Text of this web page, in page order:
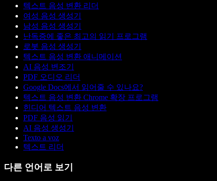
텍스트 음성 변환 리더
여성 음성 생성기
남성 음성 생성기
난독증에 좋은 최고의 읽기 프로그램
로봇 음성 생성기
텍스트 음성 변환 애니메이션
AI 음성 변조기
PDF 오디오 리더
Google Docs에서 읽어줄 수 있나요?
텍스트 음성 변환 Chrome 확장 프로그램
힌디어 텍스트 음성 변환
PDF 음성 읽기
AI 음성 생성기
Texto a voz
텍스트 리더
다른 언어로 보기